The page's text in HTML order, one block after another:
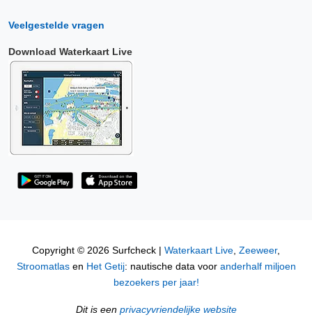
Veelgestelde vragen
Download Waterkaart Live
Copyright © 2026 Surfcheck | Waterkaart Live, Zeeweer,
Stroomatlasen Het Getij: nautische data voor anderhalf miljoen
bezoekers per jaar!
Dit is een privacyvriendelijke website